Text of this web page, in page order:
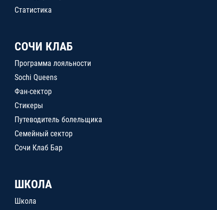
Статистика
СОЧИ КЛАБ
Программа лояльности
Sochi Queens
Фан-сектор
Стикеры
Путеводитель болельщика
Семейный сектор
Сочи Клаб Бар
ШКОЛА
Школа